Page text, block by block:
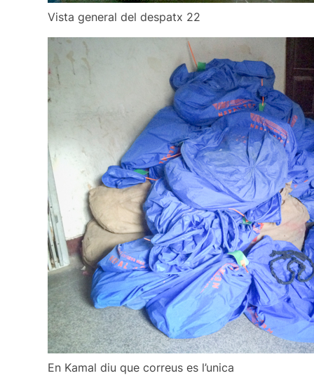
Vista general del despatx 22
En Kamal diu que correus es l’unica